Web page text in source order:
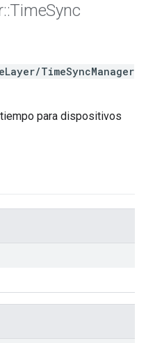
::TimeSync
TimeSyncManager
para dispositivos